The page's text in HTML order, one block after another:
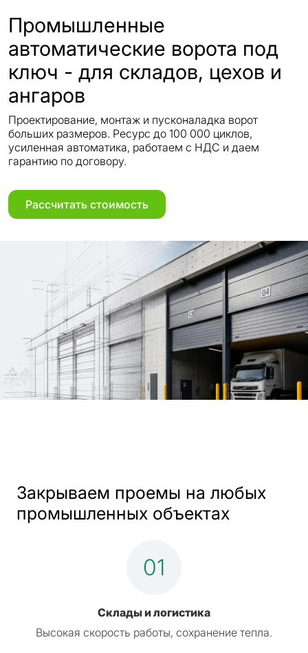
Промышленные
автоматические ворота под
ключ - для складов, цехов и
ангаров
Проектирование, монтаж и пусконаладка ворот
больших размеров. Ресурс до 100 000 циклов,
усиленная автоматика, работаем с НДС и даем
гарантию по договору.
Рассчитать стоимость
Закрываем проемы на любых
промышленных объектах
01
Склады и логистика
Высокая скорость работы, сохранение тепла.